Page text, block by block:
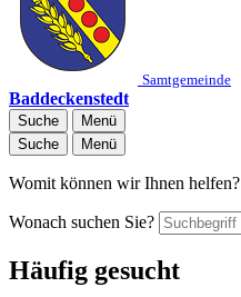
Samtgemeinde
Baddeckenstedt
Suche
Menü
Suche
Menü
Womit können wir Ihnen helfen?
Wonach suchen Sie?
Häufig gesucht